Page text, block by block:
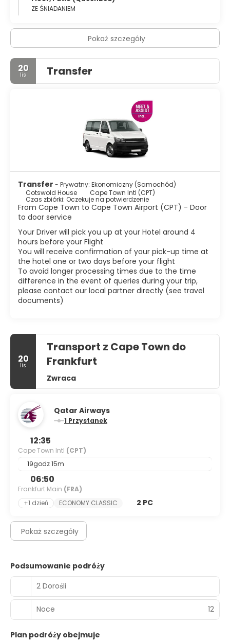
ZE ŚNIADANIEM
Pokaż szczegóły
20
lis Transfer
Transfer - Prywatny: Ekonomiczny (Samochód)
Cotswold House
Cape Town Intl (CPT)
Czas zbiórki: Oczekuje na potwierdzenie
From Cape Town to Cape Town Airport (CPT) - Door
to door service
Your Driver will pick you up at your Hotel around 4
hours before your Flight
You will receive confirmation of your pick-up time at
the hotel one or two days before your flight
To avoid longer processing times due to the time
difference in the event of queries during your trip,
please contact our local partner directly (see travel
documents)
20
lis
Transport z Cape Town do
Frankfurt
Zwraca
Qatar Airways
1 Przystanek
12:35
Cape Town Intl (CPT)
19godz 15m
06:50
Frankfurt Main (FRA)
+1 dzień
ECONOMY CLASSIC 2 PC
Pokaż szczegóły
Podsumowanie podróży
2 Dorośli
Noce 12
Plan podróży obejmuje